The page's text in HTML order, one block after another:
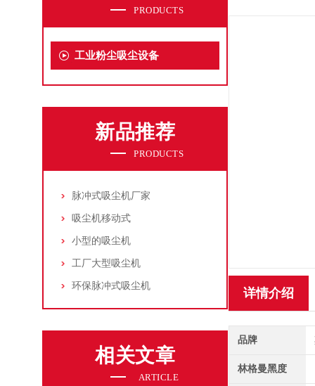
PRODUCTS
工业粉尘吸尘设备
新品推荐
PRODUCTS
脉冲式吸尘机厂家
吸尘机移动式
小型的吸尘机
工厂大型吸尘机
环保脉冲式吸尘机
相关文章
ARTICLE
详情介绍
品牌
林格曼黑度